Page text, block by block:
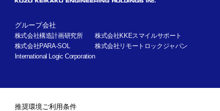
グループ会社
株式会社構造計画研究所
株式会社KKEスマイルサポート
株式会社PARA-SOL
株式会社リモートロックジャパン
International Logic Corporation
推奨環境ご利用条件